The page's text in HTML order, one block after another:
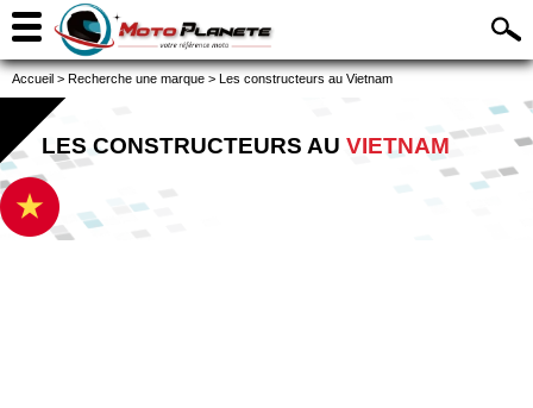
Accueil > Recherche une marque > Les constructeurs au Vietnam
LES CONSTRUCTEURS AU VIETNAM